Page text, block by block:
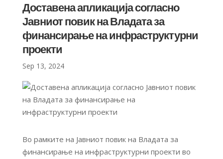
Доставена апликација согласно
Јавниот повик на Владата за
финансирање на инфраструктурни
проекти
Sep 13, 2024
Во рамките на Јавниот повик на Владата за
финансирање на инфраструктурни проекти во